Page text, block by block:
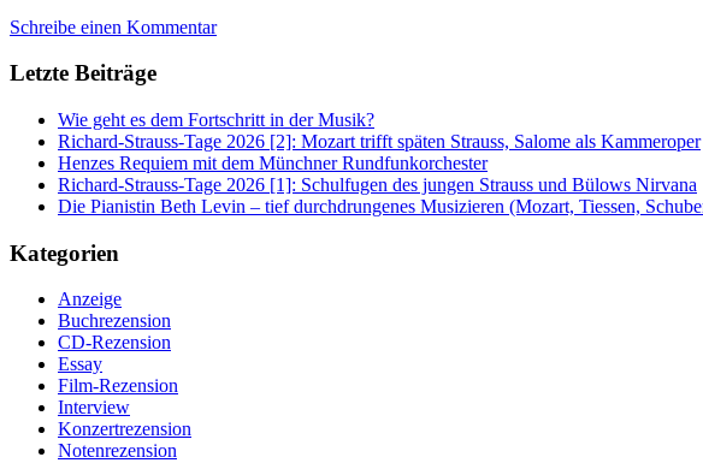
Schreibe einen Kommentar
Letzte Beiträge
Wie geht es dem Fortschritt in der Musik?
Richard-Strauss-Tage 2026 [2]: Mozart trifft späten Strauss, Salome als Kammeroper
Henzes Requiem mit dem Münchner Rundfunkorchester
Richard-Strauss-Tage 2026 [1]: Schulfugen des jungen Strauss und Bülows Nirvana
Die Pianistin Beth Levin – tief durchdrungenes Musizieren (Mozart, Tiessen,
Kategorien
Anzeige
Buchrezension
CD-Rezension
Essay
Film-Rezension
Interview
Konzertrezension
Notenrezension